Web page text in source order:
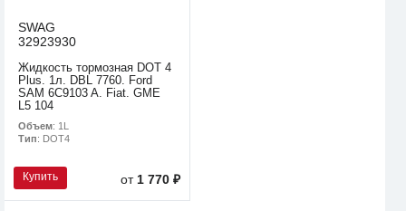
SWAG
32923930
Жидкость тормозная DOT 4
Plus. 1л. DBL 7760. Ford
SAM 6C9103 A. Fiat. GME
L5 104
Объем: 1L
Тип: DOT4
Купить от 1 770 ₽